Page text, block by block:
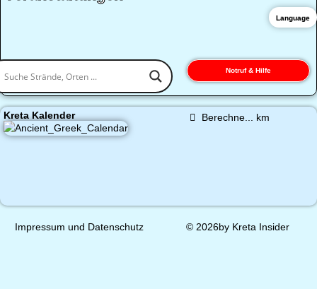
Notruf & Hilfe
Kreta Kalender Berechne... km
Impressum und Datenschutz © 2026by Kreta Insider
Language